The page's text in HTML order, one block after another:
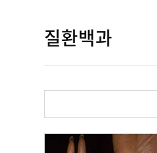
질환백과